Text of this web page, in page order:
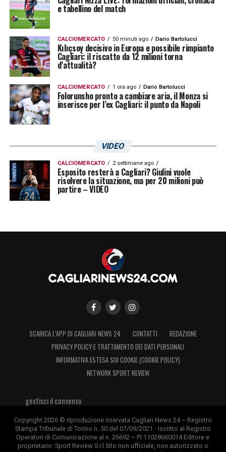
convocati.
Nel frattempo, il Cagliari si prepara ad
affrontare il Lecce con le alternative a
disposizione, consapevole che ogni punto
può risultare determinante. L’attenzione
resta alta anche sulle condizioni di Gaetano
nella speranza che il suo stop sia solo
temporaneo e che possa presto tornare a
guidare il centrocampo rossoblù.
e tabellino del match
CALCIOMERCATO 50 minuti ago Dario Bartolucci
Kılıçsoy decisivo in Europa e possibile rimpianto
Cagliari: il riscatto da 12 milioni torna
d’attualità?
CALCIOMERCATO 1 ora ago Dario Bartolucci
Folorunsho pronto a cambiare aria, il Monza si
inserisce per l’ex Cagliari: il punto da Napoli
VIDEO
CALCIOMERCATO 2 settimane ago
Esposito resterà a Cagliari? Giulini vuole
risolvere la situazione, ma per 20 milioni può
partire – VIDEO
SCARICA L’APP DI CAGLIARI NEWS 24 CONTATTI
REDAZIONE
PRIVACY POLICY E TRATTAMENTO DEI DATI PERSONALI
INFORMATIVA ESTESA SUI COOKIE (COOKIE POLICY)
NETWORK SPORT REVIEW
gestisci il consenso
Copyright 2026 © riproduzione riservata Cagliari News 24 – Registro
Stampa Tribunale di Torino n. 50 del 07/09/2021 - Iscritto al Registro
Operatori di Comunicazione al n. 26692 – PI 11028660014 Editore e
proprietario: Sport Review S.r.l Sito non ufficiale, non autorizzato o